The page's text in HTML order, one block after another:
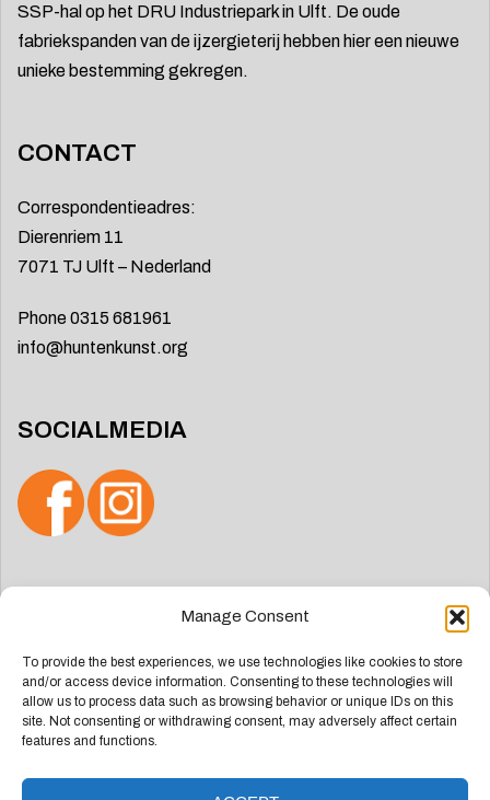
Manage Consent
To provide the best experiences, we use technologies like cookies to store
and/or access device information. Consenting to these technologies will
allow us to process data such as browsing behavior or unique IDs on this
site. Not consenting or withdrawing consent, may adversely affect certain
features and functions.
SSP-hal op het DRU Industriepark in Ulft. De oude
fabriekspanden van de ijzergieterij hebben hier een nieuwe
unieke bestemming gekregen.
CONTACT
Correspondentieadres:
Dierenriem 11
7071 TJ Ulft – Nederland
Phone 0315 681961
info@huntenkunst.org
SOCIALMEDIA